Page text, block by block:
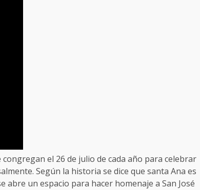
el 26 de julio de cada año para celebrar
Según la historia se dice que santa Ana es
abre un espacio para hacer homenaje a San José